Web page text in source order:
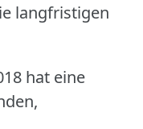
langfristigen
hat eine